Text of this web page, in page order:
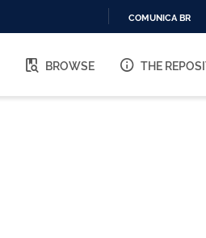
O
COMUNICA BR
BROWSE THE